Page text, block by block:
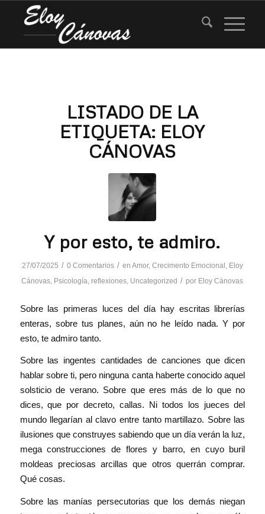
LISTADO DE LA
ETIQUETA: ELOY
CÁNOVAS
Y por esto, te admiro.
27/07/2025 / 0 Comentarios / en Amor, Crecimento Emocional , Eloy
Cánovas, Psicología, reflexiones, Uncategorized / por Eloy Cánovas
Sobre las primeras luces del día hay escritas librerías
enteras, sobre tus planes, aún no he leído nada. Y por
esto, te admiro tanto.
Sobre las ingentes cantidades de canciones que dicen
hablar sobre ti, pero ninguna canta haberte conocido aquel
solsticio de verano. Sobre que eres más de lo que no
dices, que por decreto, callas. Ni todos los jueces del
mundo llegarían al clavo entre tanto martillazo. Sobre las
ilusiones que construyes sabiendo que un día verán la luz,
mega construcciones de flores y barro, en cuyo buril
moldeas preciosas arcillas que otros querrán comprar.
Qué cosas.
Sobre las manías persecutorias que los demás niegan